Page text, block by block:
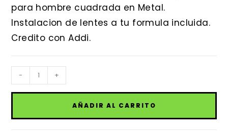
para hombre cuadrada en Metal.
Instalacion de lentes a tu formula incluida.
Credito con Addi.
Montura
Aluminio
Verde
- +
AÑADIR AL CARRITO